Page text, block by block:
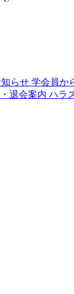
らせ 学会員か
退会案内 ハラ